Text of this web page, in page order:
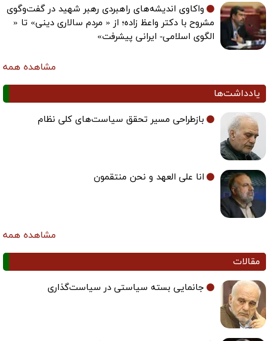
واکاوی اندیشه‌های راهبردی رهبر شهید در گفت‌وگوی
مشروح با دکتر واعظ زاده؛ از « مردم سالاری دینی» تا «
الگوی اسلامی- ایرانی پیشرفت»
مشاهده همه
یادداشت‌ها
بازطراحی مسیر تحقق سیاست‌های کلی نظام
انا علی العهد و نحن منتقمون
مشاهده همه
مقالات
جانمایی بسته سیاستی در سیاست‌گذاری